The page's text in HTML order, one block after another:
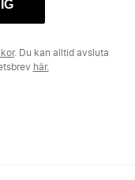
. Du kan alltid avsluta
här.